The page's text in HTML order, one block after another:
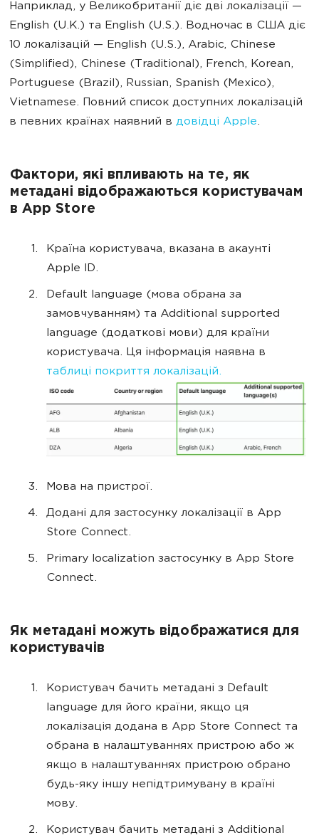
Наприклад, у Великобританії діє дві локалізації —
English (U.K.) та English (U.S.). Водночас в США діє
10 локалізацій — English (U.S.), Arabic, Chinese
(Simplified), Chinese (Traditional), French, Korean,
Portuguese (Brazil), Russian, Spanish (Mexico),
Vietnamese. Повний список доступних локалізацій
в певних країнах наявний в довідці Apple.
Фактори, які впливають на те, як
метадані відображаються користувачам
в App Store
Країна користувача, вказана в акаунті
Apple ID.
Default language (мова обрана за
замовчуванням) та Additional supported
language (додаткові мови) для країни
користувача. Ця інформація наявна в
таблиці покриття локалізацій.
Мова на пристрої.
Додані для застосунку локалізації в App
Store Connect.
Primary localization застосунку в App Store
Connect.
Як метадані можуть відображатися для
користувачів
Користувач бачить метадані з Default
language для його країни, якщо ця
локалізація додана в App Store Connect та
обрана в налаштуваннях пристрою або ж
якщо в налаштуваннях пристрою обрано
будь-яку іншу непідтримувану в країні
мову.
Користувач бачить метадані з Additional